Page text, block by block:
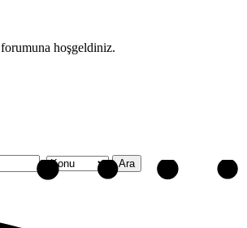
forumuna hoşgeldiniz.